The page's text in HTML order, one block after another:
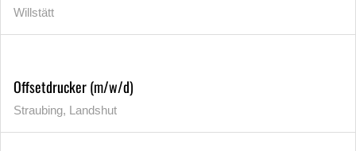
Willstätt
Offsetdrucker (m/w/d)
Straubing, Landshut